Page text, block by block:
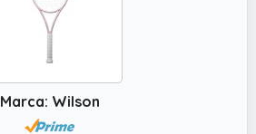
Marca: Wilson